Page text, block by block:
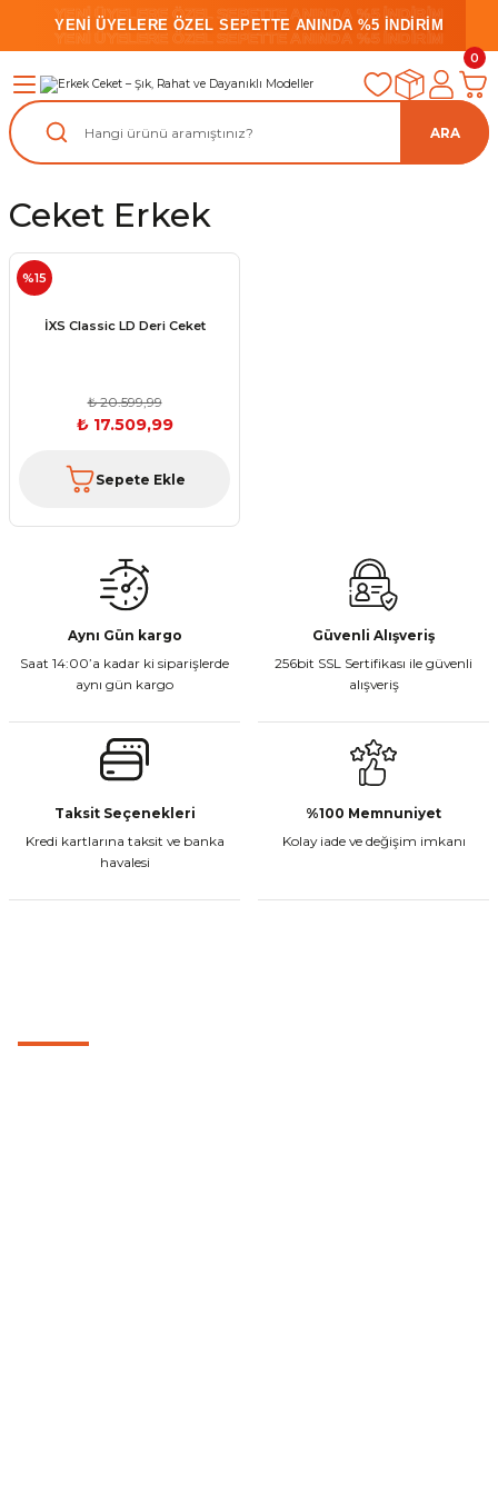
YENİ ÜYELERE ÖZEL SEPETTE ANINDA %5 İNDİRİM
YENİ ÜYELERE ÖZEL SEPETTE ANINDA %5 İNDİRİM
YENİ ÜYELERE ÖZEL SEPETTE ANINDA %5 İNDİRİM
ARA
0
Ceket Erkek
%15
İXS Classic LD Deri Ceket
₺ 20.599,99
₺ 17.509,99
Sepete Ekle
Aynı Gün kargo
Saat 14:00’a kadar ki siparişlerde
aynı gün kargo
Güvenli Alışveriş
256bit SSL Sertifikası ile güvenli
alışveriş
Taksit Seçenekleri
Kredi kartlarına taksit ve banka
havalesi
%100 Memnuniyet
Kolay iade ve değişim imkanı